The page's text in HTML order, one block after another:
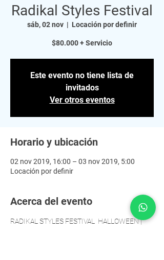
Radikal Styles Festival
sáb, 02 nov
  |
Locación por definir
$80.000 + Servicio
Este evento no tiene lista de
invitados
Ver otros eventos
Horario y ubicación
02 nov 2019, 16:00 – 03 nov 2019, 5:00
Locación por definir
Acerca del evento
RADIKAL STYLES FESTIVAL  HALLOWEEN |